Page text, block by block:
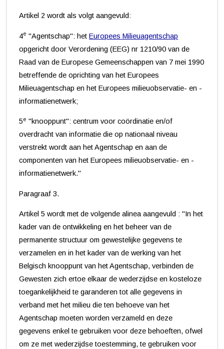
Artikel 2 wordt als volgt aangevuld:
4e "Agentschap": hetEuropees Milieuagentschap
opgericht door Verordening (EEG) nr 1210/90 van de
Raad van de Europese Gemeenschappen van 7 mei 1990
betreffende de oprichting van het Europees
Milieuagentschap en het Europees milieuobservatie- en -
informatienetwerk;
5e "knooppunt": centrum voor coördinatie en/of
overdracht van informatie die op nationaal niveau
verstrekt wordt aan het Agentschap en aan de
componenten van het Europees milieuobservatie- en -
informatienetwerk."
Paragraaf 3.
Artikel 5 wordt met de volgende alinea aangevuld : "In het
kader van de ontwikkeling en het beheer van de
permanente structuur om gewestelijke gegevens te
verzamelen en in het kader van de werking van het
Belgisch knooppunt van het Agentschap, verbinden de
Gewesten zich ertoe elkaar de wederzijdse en kosteloze
toegankelijkheid te garanderen tot alle gegevens in
verband met het milieu die ten behoeve van het
Agentschap moeten worden verzameld en deze
gegevens enkel te gebruiken voor deze behoeften, ofwel
om ze met wederzijdse toestemming, te gebruiken voor